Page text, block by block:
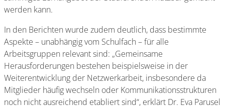
werden kann.
In den Berichten wurde zudem deutlich, dass bestimmte
Aspekte – unabhängig vom Schulfach – für alle
Arbeitsgruppen relevant sind: „Gemeinsame
Herausforderungen bestehen beispielsweise in der
Weiterentwicklung der Netzwerkarbeit, insbesondere da
Mitglieder häufig wechseln oder Kommunikationsstrukturen
noch nicht ausreichend etabliert sind“, erklärt Dr. Eva Parusel